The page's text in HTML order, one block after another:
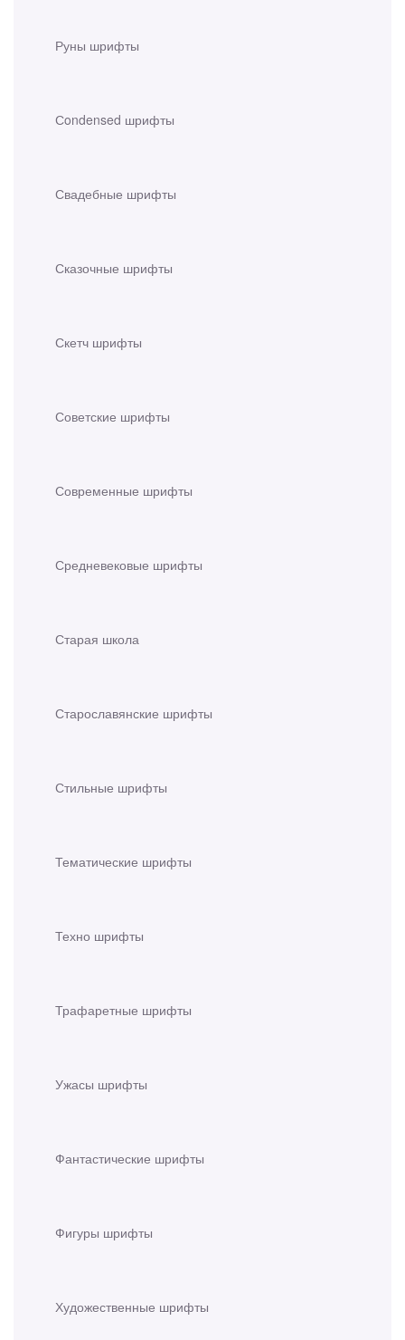
Руны шрифты
Сondensed шрифты
Свадебные шрифты
Сказочные шрифты
Скетч шрифты
Советские шрифты
Современные шрифты
Средневековые шрифты
Старая школа
Старославянские шрифты
Стильные шрифты
Тематические шрифты
Техно шрифты
Трафаретные шрифты
Ужасы шрифты
Фантастические шрифты
Фигуры шрифты
Художественные шрифты